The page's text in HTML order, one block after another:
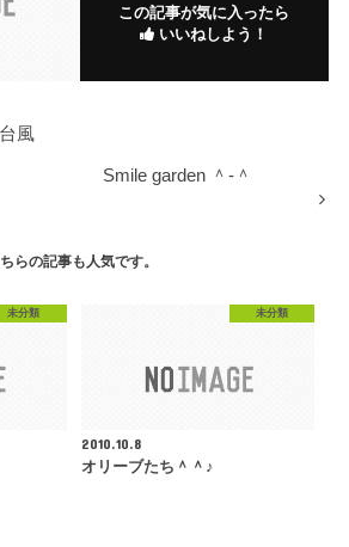
この記事が気に入ったら
いいねしよう！
風
Smile garden ＾-＾
らの記事も人気です。
未分類 未分類
2010.10.8
オリーブたち＾＾♪